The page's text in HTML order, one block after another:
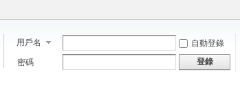
用戶名 自動登錄
密碼
登錄